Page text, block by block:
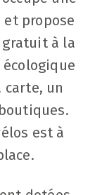
et propose
gratuit à la
carte, un
est à